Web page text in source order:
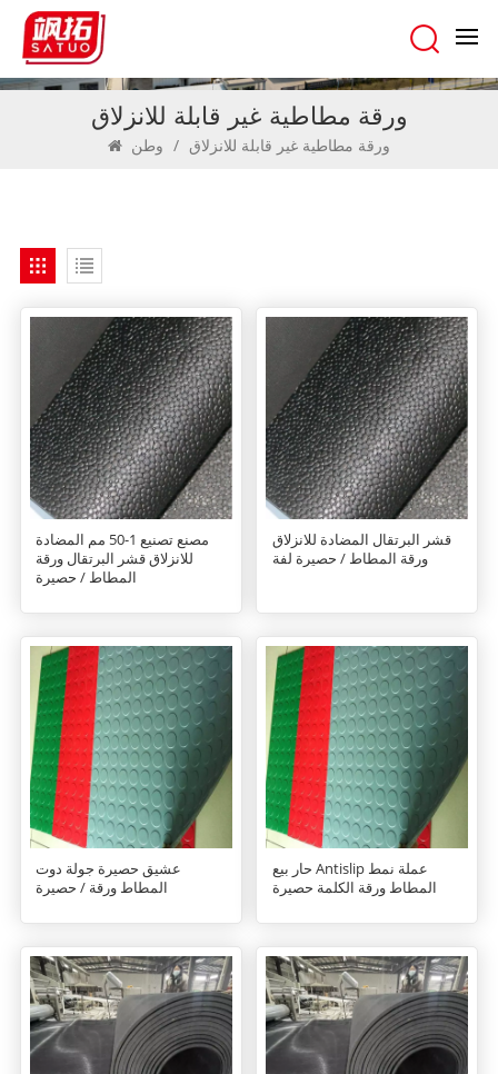
ورقة مطاطية غير قابلة للانزلاق
/ ورقة مطاطية غير قابلة للانزلاق
مصنع تصنيع 1-50 مم المضادة
للانزلاق قشر البرتقال ورقة
المطاط / حصيرة
قشر البرتقال المضادة للانزلاق
ورقة المطاط / حصيرة لفة
عشيق حصيرة جولة دوت
المطاط ورقة / حصيرة
حار بيع Antislip عملة نمط
المطاط ورقة الكلمة حصيرة